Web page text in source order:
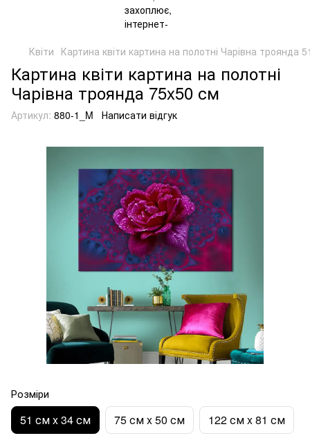
Квіти Картина квіти картина на полотні Чарівна троянда
Картина квіти картина на полотні
Чарівна троянда 75x50 см
Артикул: 880-1_M Написати відгук
Розміри
51 см x 34 см 75 см x 50 см 122 см x 81 см